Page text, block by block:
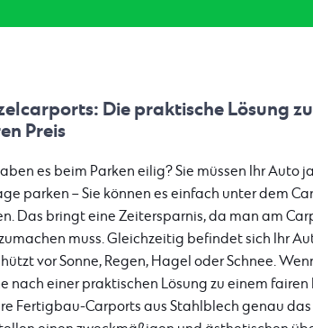
Die praktische Lösung
Preis
es beim Parken eilig? Sie müssen Ihr Auto
parken – Sie können es einfach unter dem
Das bringt eine Zeitersparnis, da man am
muss. Gleichzeitig befindet sich Ihr
vor Sonne, Regen, Hagel oder Schnee.
nach einer praktischen Lösung zu einem fairen
Fertigbau-Carports aus Stahlblech genau das